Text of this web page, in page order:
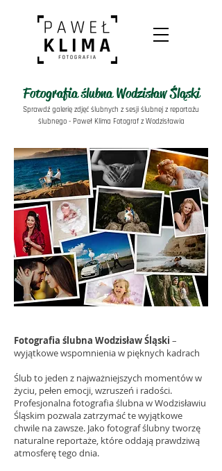
Fotografia ślubna Wodzisław Śląski
Sprawdź galerię zdjęć ślubnych z sesji ślubnej z reportażu
ślubnego - Paweł Klima Fotograf z Wodzisławia
Fotografia ślubna Wodzisław Śląski –
wyjątkowe wspomnienia w pięknych kadrach
Ślub to jeden z najważniejszych momentów w
życiu, pełen emocji, wzruszeń i radości.
Profesjonalna fotografia ślubna w Wodzisławiu
Śląskim pozwala zatrzymać te wyjątkowe
chwile na zawsze. Jako fotograf ślubny tworzę
naturalne reportaże, które oddają prawdziwą
atmosferę tego dnia.